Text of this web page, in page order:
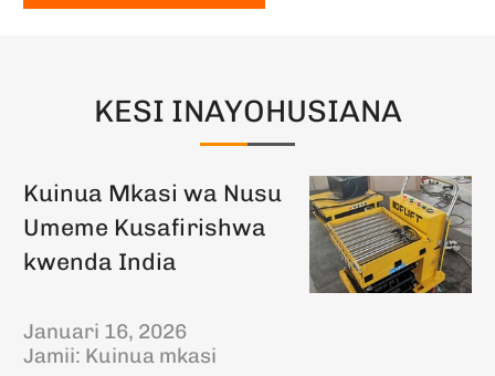
KESI INAYOHUSIANA
Kuinua Mkasi wa Nusu
Umeme Kusafirishwa
kwenda India
Januari 16, 2026
Jamii: Kuinua mkasi